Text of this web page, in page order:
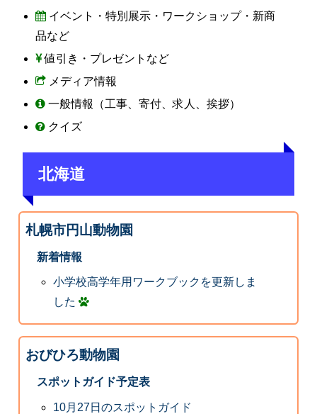
イベント・特別展示・ワークショップ・新商
品など
値引き・プレゼントなど
メディア情報
一般情報（工事、寄付、求人、挨拶）
クイズ
北海道
札幌市円山動物園
新着情報
小学校高学年用ワークブックを更新しま
した
おびひろ動物園
スポットガイド予定表
10月27日のスポットガイド